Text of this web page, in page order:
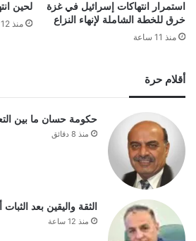
استمرار انتهاكات إسرائيل في غزة
خرق للخطة الشاملة لإنهاء النزاع
منذ 11 ساعة
لحين
منذ 12 ساعة
أقلام حرة
حكومة حسان ما بين
منذ 8 دقائق
الثقة واليقين بعد الثبات
منذ 12 ساعة